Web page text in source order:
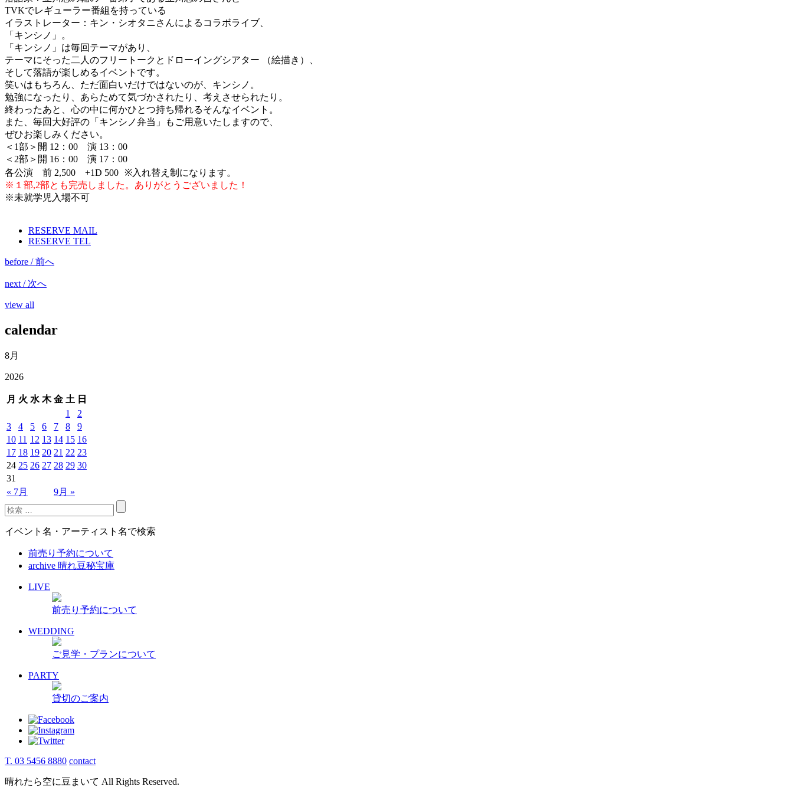
TVKでレギューラー番組を持っている
イラストレーター：キン・シオタニさんによるコラボライブ、
「キンシノ」。
「キンシノ」は毎回テーマがあり、
テーマにそった二人のフリートークとドローイングシアター （絵描き）、
そして落語が楽しめるイベントです。
笑いはもちろん、ただ面白いだけではないのが、キンシノ。
勉強になったり、あらためて気づかされたり、考えさせられたり。
終わったあと、心の中に何かひとつ持ち帰れるそんなイベント。
また、毎回大好評の「キンシノ弁当」もご用意いたしますので、
ぜひお楽しみください。
＜1部＞開 12：00 演 13：00
＜2部＞開 16：00 演 17：00
各公演 前 2,500 +1D 500 ※入れ替え制になります。
※１部,2部とも完売しました。ありがとうございました！
※未就学児入場不可
RESERVE MAIL
RESERVE TEL
before / 前へ
next / 次へ
view all
calendar
8月
2026
月 火 水 木 金 土 日
« 7月 9月 »
1
2
3
4 5 6 7 8
9
10 11 12 13 14 15 16
17 18 19 20 21 22 23
24 25 26 27 28 29 30
31
イベント名・アーティスト名で検索
前売り予約について
archive 晴れ豆秘宝庫
LIVE
前売り予約について
WEDDING
ご見学・プランについて
PARTY
貸切のご案内
T. 03 5456 8880 contact
晴れたら空に豆まいて All Rights Reserved.